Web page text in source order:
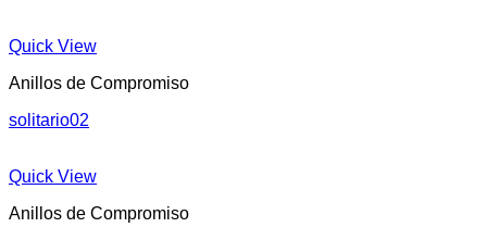
Quick View
Anillos de Compromiso
solitario02
Quick View
Anillos de Compromiso